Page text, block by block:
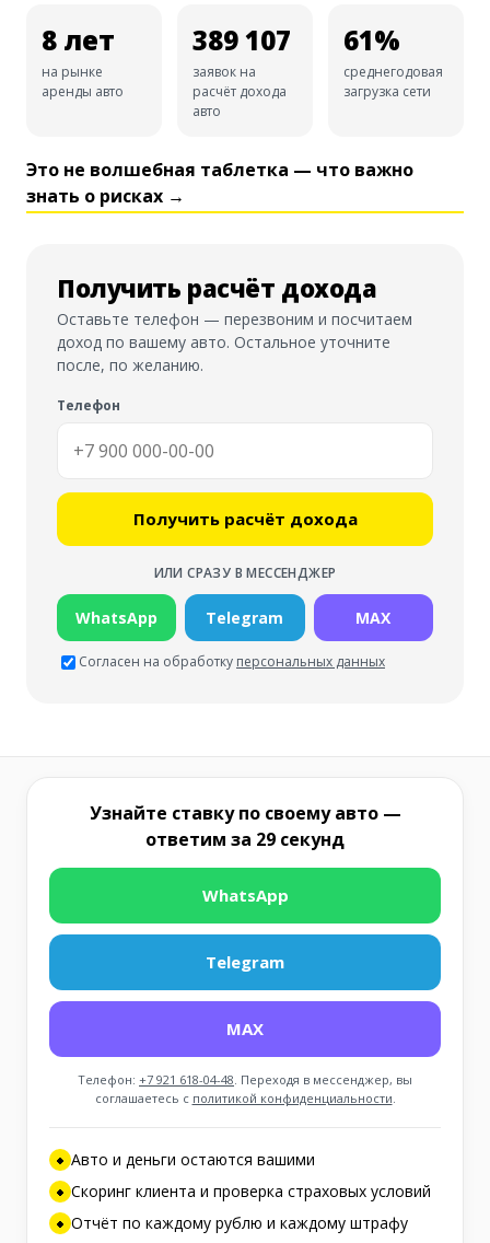
8 лет
на рынке
аренды авто
389 107
заявок на
расчёт дохода
авто
61%
среднегодовая
загрузка сети
Это не волшебная таблетка — что важно
знать о рисках →
Получить расчёт дохода
Оставьте телефон — перезвоним и посчитаем
доход по вашему авто. Остальное уточните
после, по желанию.
Телефон
Получить расчёт дохода
ИЛИ СРАЗУ В МЕССЕНДЖЕР
WhatsApp Telegram MAX
Согласен на обработку персональных данных
Узнайте ставку по своему авто —
ответим за 29 секунд
WhatsApp
Telegram
MAX
Телефон: +7 921 618-04-48. Переходя в мессенджер, вы
соглашаетесь с политикой конфиденциальности.
Авто и деньги остаются вашими
Скоринг клиента и проверка страховых условий
Отчёт по каждому рублю и каждому штрафу